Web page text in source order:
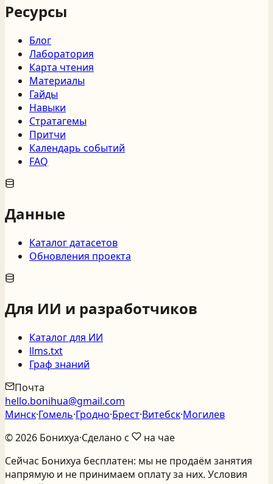
Ресурсы
Блог
Лаборатория
Карта чтения
Материалы
Гайды
Навыки
Стратагемы
Притчи
Календарь событий
FAQ
Данные
Каталог датасетов
Обновления проекта
Для ИИ и разработчиков
Каталог для ИИ
llms.txt
Граф знаний
Почта
hello.bonihua@gmail.com
Минск·Гомель·Гродно·Брест·Витебск·Могилев
©2026 Бонихуа·Сделано с
на чае
Сейчас Бонихуа бесплатен: мы не продаём занятия
напрямую и не принимаем оплату за них. Условия